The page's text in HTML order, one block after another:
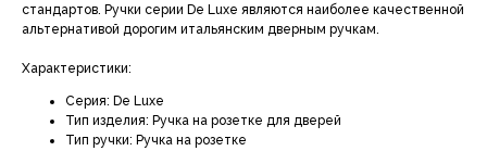
стандартов. Ручки серии De Luxe являются наиболее качественной
альтернативой дорогим итальянским дверным ручкам.
Характеристики:
Серия: De Luxe
Тип изделия: Ручка на розетке для дверей
Тип ручки: Ручка на розетке